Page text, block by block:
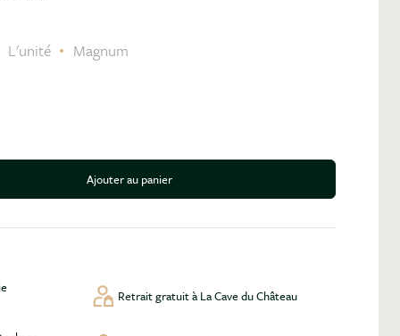
L'unité Magnum
Ajouter au panier
Retrait gratuit à La Cave du Château